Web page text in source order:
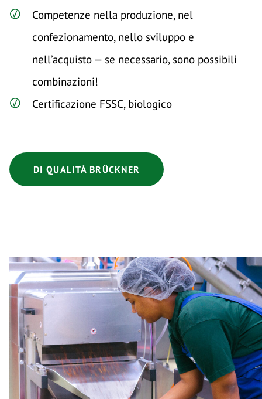
Competenze nella produzione, nel
confezionamento, nello sviluppo e
nell’acquisto — se necessario, sono possibili
combinazioni!
Certificazione FSSC, biologico
DI QUALITÀ BRÜCKNER